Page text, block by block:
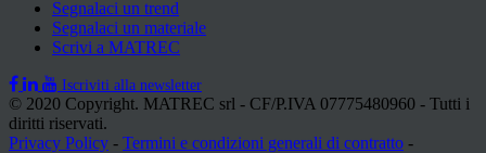
Segnalaci un trend
Segnalaci un materiale
Scrivi a MATREC
Iscriviti alla newsletter
© 2020 Copyright. MATREC srl - CF/P.IVA 07775480960 - Tutti i
diritti riservati.
Privacy Policy - Termini e condizioni generali di contratto -